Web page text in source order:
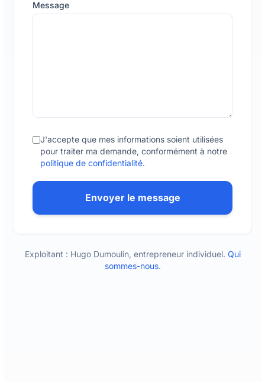
Message
J'accepte que mes informations soient utilisées
pour traiter ma demande, conformément à notre
politique de confidentialité.
Envoyer le message
Exploitant : Hugo Dumoulin, entrepreneur individuel. Qui
sommes-nous.